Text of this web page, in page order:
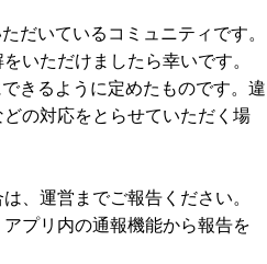
だいているコミュニティです。
いただけましたら幸いです。
きるように定めたものです。違
の対応をとらせていただく場
、運営までご報告ください。
プリ内の通報機能から報告を